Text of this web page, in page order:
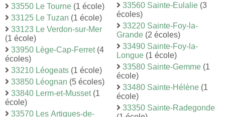
33550 Le Tourne (1 école)
33125 Le Tuzan (1 école)
33123 Le Verdon-sur-Mer
(1 école)
33950 Lège-Cap-Ferret(4
écoles)
33210 Léogeats (1 école)
33850 Léognan (5 écoles)
33840 Lerm-et-Musset(1
école)
33570 Les Artigues-de-
33560 Sainte-Eulalie (3
écoles)
33220 Sainte-Foy-la-
Grande (2 écoles)
33490 Sainte-Foy-la-
Longue (1 école)
33580 Sainte-Gemme (1
école)
33480 Sainte-Hélène (1
école)
33350 Sainte-Radegonde